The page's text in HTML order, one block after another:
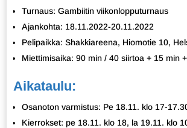
Turnaus: Gambiitin viikonlopputurnaus
Ajankohta: 18.11.2022-20.11.2022
Pelipaikka: Shakkiareena, Hiomotie 10,
Miettimisaika: 90 min / 40 siirtoa + 15 min
Aikataulu:
Osanoton varmistus: Pe 18.11. klo 17-
Kierrokset: pe 18.11. klo 18, la 19.11. klo